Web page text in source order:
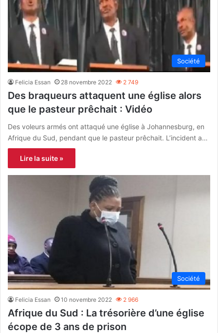
Société
Felicia Essan 28 novembre 2022 2 749
Des braqueurs attaquent une église alors
que le pasteur prêchait : Vidéo
Des voleurs armés ont attaqué une église à Johannesburg, en
Afrique du Sud, pendant que le pasteur prêchait. L’incident a…
Lire la suite »
Société
Felicia Essan 10 novembre 2022 2 966
Afrique du Sud : La trésorière d’une église
écope de 3 ans de prison